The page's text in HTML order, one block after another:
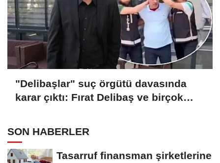
"Delibaşlar" suç örgütü davasında
karar çıktı: Fırat Delibaş ve birçok
SON HABERLER
Tasarruf finansman şirketlerine